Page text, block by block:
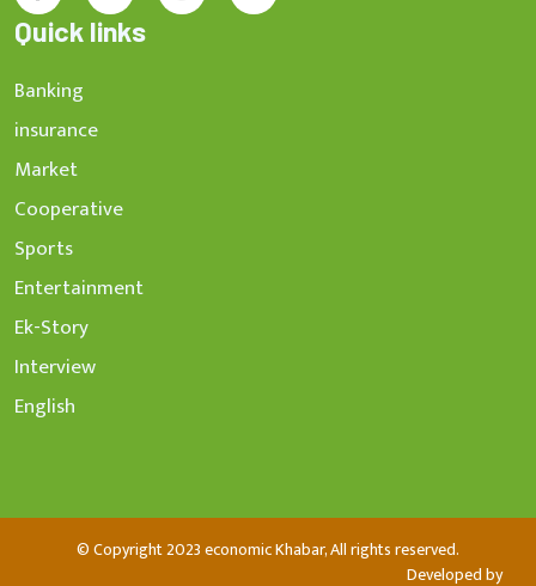
Quick links
Banking
insurance
Market
Cooperative
Sports
Entertainment
Ek-Story
Interview
English
© Copyright 2023 economic Khabar, All rights reserved.
Developed by